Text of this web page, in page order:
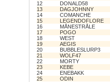
12
DONALD58
13
DAGJOHNNY
14
COMANCHE
15
LEGENDOFLORE
16
MÅNESTRÅLE
17
POGO
18
WEST
19
AEGIS
20
BUBBLESLURP3
21
WOLF47
22
MORTY
23
KEBE
24
ENEBAKK
25
ODIN